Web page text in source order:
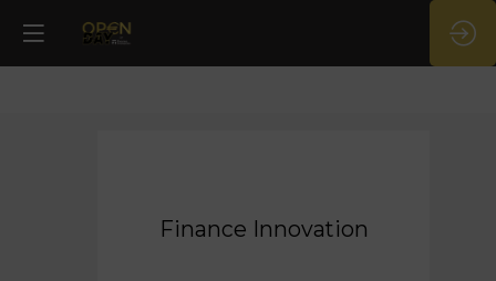
Finance Innovation
Innovation